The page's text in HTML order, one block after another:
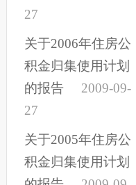
27
关于2006年住房公
积金归集使用计划
的报告
2009-09-
27
关于2005年住房公
积金归集使用计划